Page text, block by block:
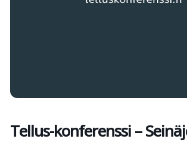
Tellus-konferenssi –